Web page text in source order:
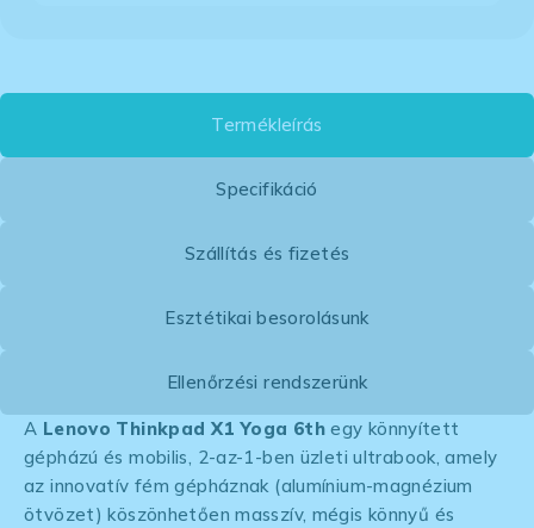
Termékleírás
Specifikáció
Szállítás és fizetés
Esztétikai besorolásunk
Ellenőrzési rendszerünk
A Lenovo Thinkpad X1 Yoga 6thegy könnyített
gépházú és mobilis, 2-az-1-ben üzleti ultrabook, amely
az innovatív fém gépháznak (alumínium-magnézium
ötvözet) köszönhetően masszív, mégis könnyű és